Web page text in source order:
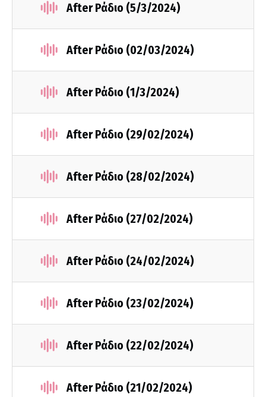
After Ράδιο (5/3/2024)
After Ράδιο (02/03/2024)
After Ράδιο (1/3/2024)
After Ράδιο (29/02/2024)
After Ράδιο (28/02/2024)
After Ράδιο (27/02/2024)
After Ράδιο (24/02/2024)
After Ράδιο (23/02/2024)
After Ράδιο (22/02/2024)
After Ράδιο (21/02/2024)